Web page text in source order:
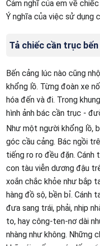
Cảm nghĩ của em về
Ý nghĩa của việc sử dụng
Tả chiếc cần trục bến
Bến cảng lúc nào cũng
khổng lồ. Từng đoàn xe
hóa đến và đi. Trong
hình ảnh bác cần trục -
Như một người khổng lồ,
góc cầu cảng. Bác ngồi
tiếng ro ro đều đặn. Cánh
con tàu viễn dương đậu
xoắn chắc khỏe như bắp
hàng đồ sộ, bền bỉ. Cánh
đưa sang trái, phải, nhịp
to, hay công-ten-nơ dài
nhàng như không. Những